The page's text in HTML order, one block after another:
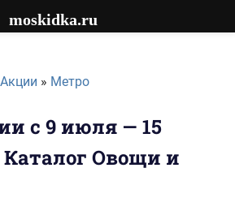
Акции » Метро
с 9 июля — 15
Каталог Овощи и
moskidka.ru